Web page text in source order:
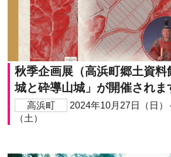
秋季企画展（高浜町郷土資料
城と砕導山城」が開催されま
高浜町
2024年10月27日（日）
（土）